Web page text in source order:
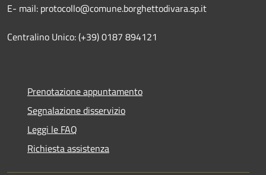
E- mail: protocollo@comune.borghettodivara.sp.it
Centralino Unico: (+39) 0187 894121
Prenotazione appuntamento
Segnalazione disservizio
Leggi le FAQ
Richiesta assistenza